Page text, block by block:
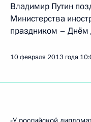
Владимир Путин
Министерства
праздником – Днём
10 февраля 2013 года